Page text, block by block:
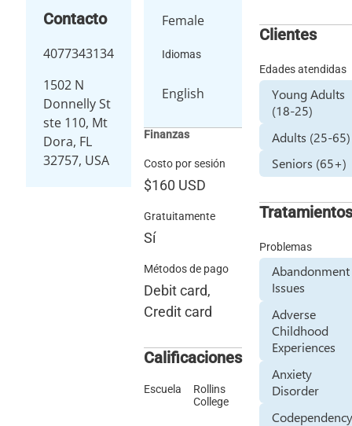
Contacto
4077343134
1502 N
Donnelly St
ste 110, Mt
Dora, FL
32757, USA
Female
Idiomas
English
Finanzas
Costo por sesión
$160 USD
Gratuitamente
Sí
Métodos de pago
Debit card,
Credit card
Calificaciones
Escuela
Rollins
College
Clientes
Edades atendidas
Young Adults
(18-25)
Adults (25-65)
Seniors (65+)
Problemas
Abandonment
Issues
Adverse
Childhood
Experiences
Anxiety
Disorder